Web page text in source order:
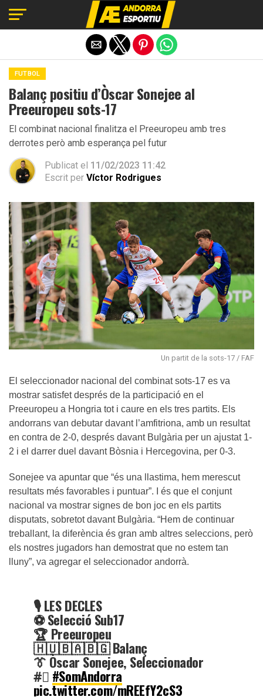
FUTBOL
Balanç positiu d’Òscar Sonejee al
Preeuropeu sots-17
El combinat nacional finalitza el Preeuropeu amb tres
derrotes però amb esperança pel futur
Publicat el 11/02/2023 11:42
Escrit per Víctor Rodrigues
Un partit de la sots-17 / FAF
El seleccionador nacional del combinat sots-17 es va
mostrar satisfet després de la participació en el
Preeuropeu a Hongria tot i caure en els tres partits. Els
andorrans van debutar davant l’amfitriona, amb un resultat
en contra de 2-0, després davant Bulgària per un ajustat 1-
2 i el darrer duel davant Bòsnia i Hercegovina, per 0-3.
Sonejee va apuntar que “és una llastima, hem merescut
resultats més favorables i puntuar”. I és que el conjunt
nacional va mostrar signes de bon joc en els partits
disputats, sobretot davant Bulgària. “Hem de continuar
treballant, la diferència és gran amb altres seleccions, però
els nostres jugadors han demostrat que no estem tan
lluny”, va agregar el seleccionador andorrà.
🎙️ LES DECLES
⚽️ Selecció Sub17
🏆 Preeuropeu
🇭🇺🇧🇦🇧🇬 Balanç
👔 Òscar Sonejee, Seleccionador
#⃣ #SomAndorra
pic.twitter.com/mREEfY2cS3
Exit mobile version